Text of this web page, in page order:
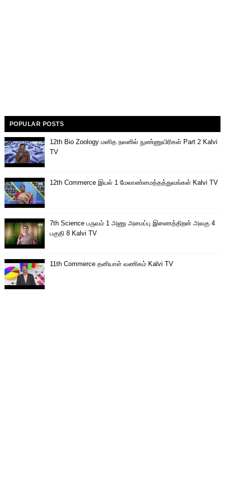
POPULAR POSTS
12th Bio Zoology மனித நலனில் நுண்ணுயிரிகள் Part 2 Kalvi
TV
12th Commerce இயல் 1 மேலாண்மைத்தத்துவங்கள் Kalvi TV
7th Science பருவம் 1 அணு அமைப்பு இணைத்திறன் அலகு 4
பகுதி 8 Kalvi TV
11th Commerce தனியாள் வணிகம் Kalvi TV